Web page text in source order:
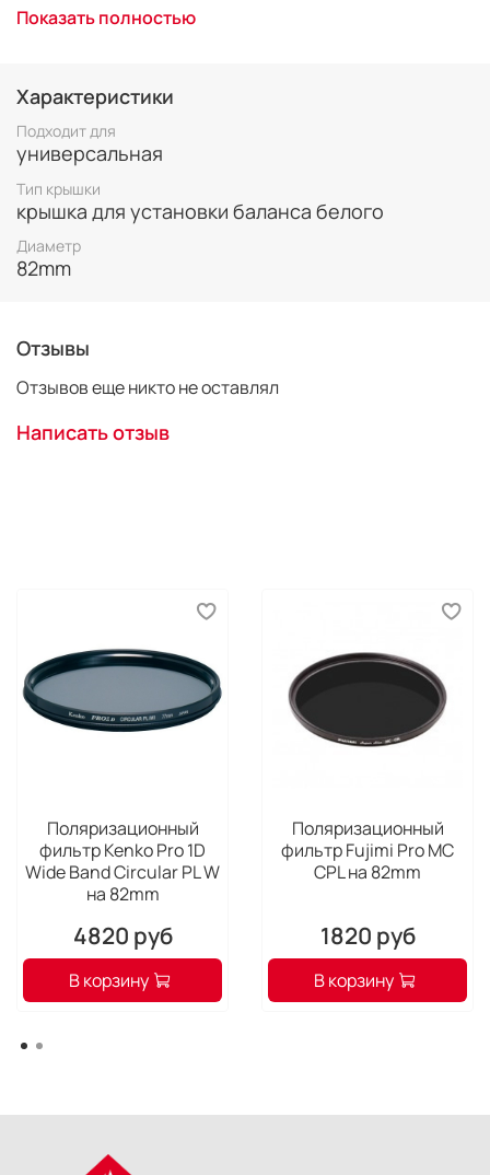
резьбу объектива фотокамеры. Комплект поставки
транспортировки.
Показать полностью
Характеристики
Подходит для
универсальная
Тип крышки
крышка для установки баланса белого
Диаметр
82mm
Отзывы
Отзывов еще никто не оставлял
Написать отзыв
Поляризационный
фильтр Kenko Pro 1D
Wide Band Сircular PL W
на 82mm
4820 руб
В корзину
Поляризационный
фильтр Fujimi Pro MC
CPL на 82mm
1820 руб
В корзину